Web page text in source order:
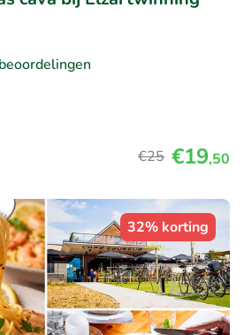
€25 €19,50
32% korting